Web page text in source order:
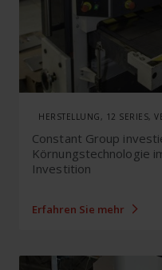
HERSTELLUNG, 12 SERIES,
Constant Group
Körnungstechnologie
Investition
Erfahren Sie mehr